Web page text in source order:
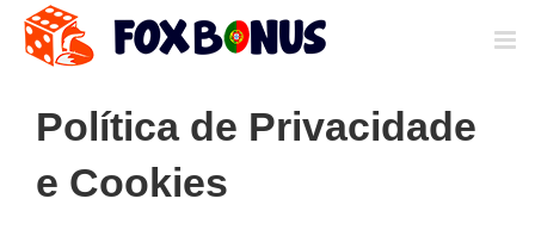
Skip
content
Política de Privacidade
e Cookies